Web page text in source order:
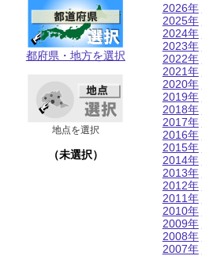
都府県・地方を選択
地点を選択
（未選択）
2026年
2025年
2024年
2023年
2022年
2021年
2020年
2019年
2018年
2017年
2016年
2015年
2014年
2013年
2012年
2011年
2010年
2009年
2008年
2007年